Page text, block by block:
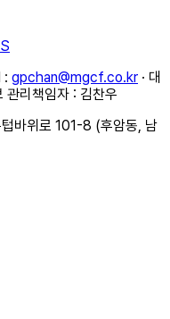
: gpchan@mgcf.co.kr · 대
리책임자 : 김찬우
바위로 101-8 (후암동, 남